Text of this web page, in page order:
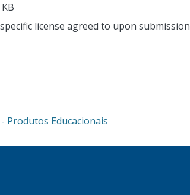
license agreed to upon submission
Produtos Educacionais